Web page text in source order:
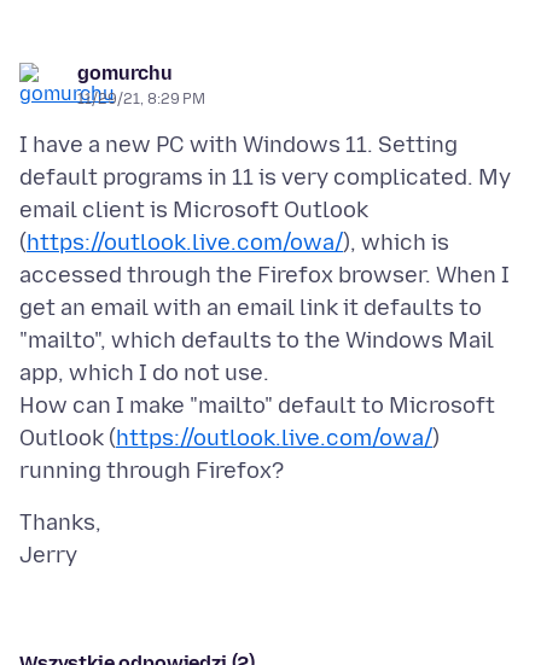
gomurchu
11/29/21, 8:29 PM
I have a new PC with Windows 11. Setting
default programs in 11 is very complicated. My
email client is Microsoft Outlook
(https://outlook.live.com/owa/), which is
accessed through the Firefox browser. When I
get an email with an email link it defaults to
"mailto", which defaults to the Windows Mail
app, which I do not use.
How can I make "mailto" default to Microsoft
Outlook (https://outlook.live.com/owa/)
Thanks,